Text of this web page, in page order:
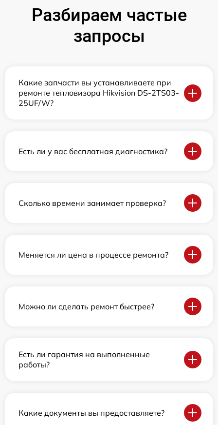
Разбираем частые
запросы
Какие запчасти вы устанавливаете при
ремонте тепловизора Hikvision DS-2TS03-
25UF/W?
Есть ли у вас бесплатная диагностика?
Сколько времени занимает проверка?
Меняется ли цена в процессе ремонта?
Можно ли сделать ремонт быстрее?
Есть ли гарантия на выполненные
работы?
Какие документы вы предоставляете?